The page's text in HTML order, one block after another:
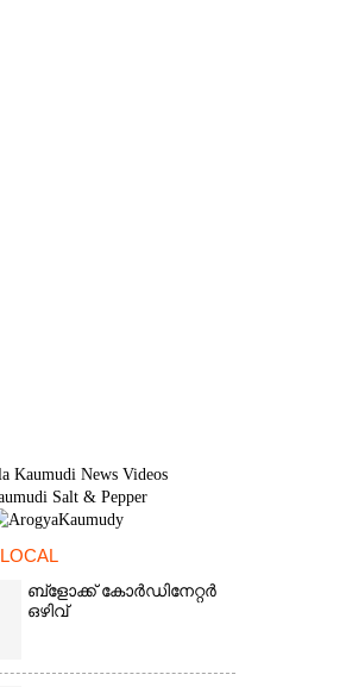
LOCAL
ബ്‌ളോക്ക് കോർഡിനേറ്റർ
ഒഴിവ്